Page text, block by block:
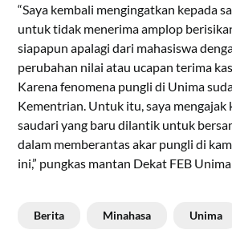
“Saya kembali mengingatkan kepada
untuk tidak menerima amplop
siapapun apalagi dari mahasiswa
perubahan nilai atau ucapan terima
Karena fenomena pungli di Unima
Kementrian. Untuk itu, saya mengajak
saudari yang baru dilantik untuk
dalam memberantas akar pungli di
ini,” pungkas mantan Dekat FEB
Berita Minahasa Unima